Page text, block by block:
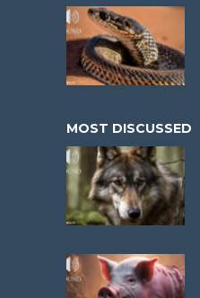
MOST DISCUSSED